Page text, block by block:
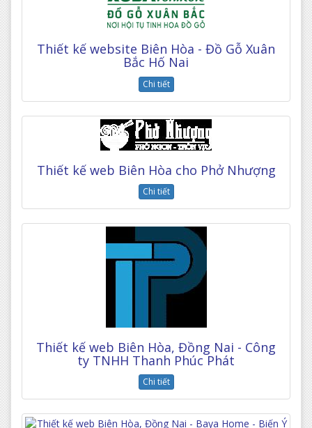
Thiết kế website Biên Hòa - Đồ Gỗ Xuân
Bắc Hố Nai
Chi tiết
Thiết kế web Biên Hòa cho Phở Nhượng
Chi tiết
Thiết kế web Biên Hòa, Đồng Nai - Công
ty TNHH Thanh Phúc Phát
Chi tiết